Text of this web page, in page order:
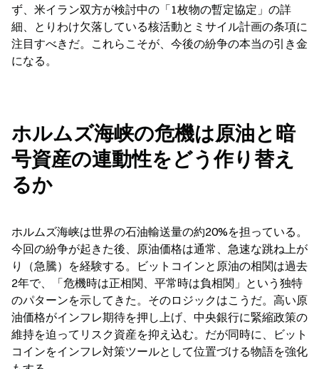
ず、米イラン双方が検討中の「1枚物の暫定協定」の詳
細、とりわけ欠落している核活動とミサイル計画の条項に
注目すべきだ。これらこそが、今後の紛争の本当の引き金
になる。
ホルムズ海峡の危機は原油と暗
号資産の連動性をどう作り替え
るか
ホルムズ海峡は世界の石油輸送量の約20%を担っている。
今回の紛争が起きた後、原油価格は通常、急速な跳ね上が
り（急騰）を経験する。ビットコインと原油の相関は過去
2年で、「危機時は正相関、平常時は負相関」という独特
のパターンを示してきた。そのロジックはこうだ。高い原
油価格がインフレ期待を押し上げ、中央銀行に緊縮政策の
維持を迫ってリスク資産を抑え込む。だが同時に、ビット
コインをインフレ対策ツールとして位置づける物語を強化